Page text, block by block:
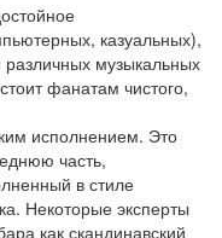
казуальных),
различных музыкальных
фанатам чистого,
исполнением. Это
часть,
в стиле
Некоторые эксперты
как скандинавский